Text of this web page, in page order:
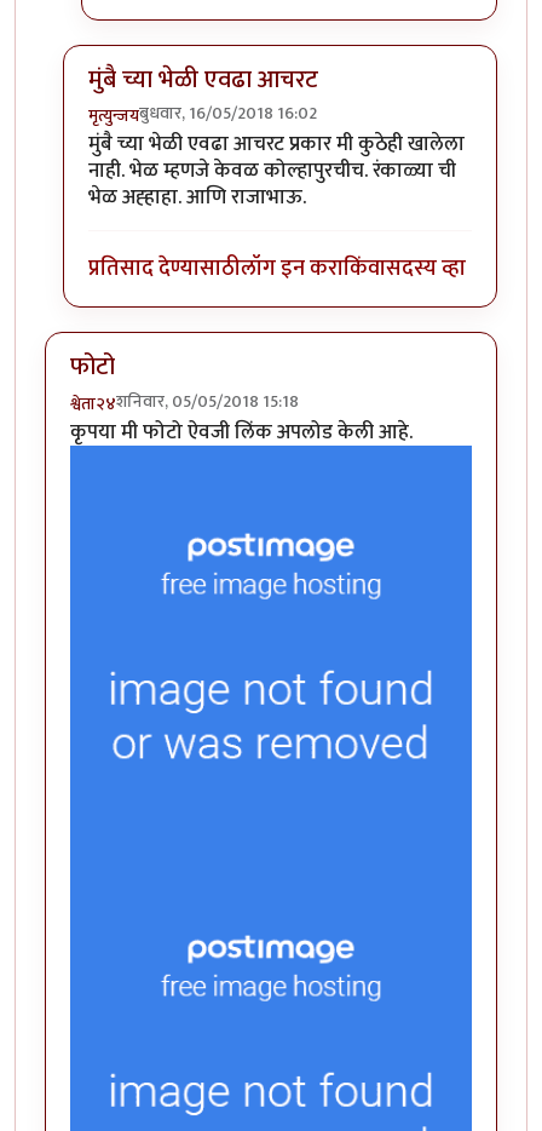
मुंबै च्या भेळी एवढा आचरट
मृत्युन्जयबुधवार, 16/05/2018 16:02
In reply toकाही जुन्या मिपाकरांनुसारbyजेम्स वांड
मुंबै च्या भेळी एवढा आचरट प्रकार मी कुठेही खालेला
नाही. भेळ म्हणजे केवळ कोल्हापुरचीच. रंकाळ्या ची
भेळ अह्हाहा. आणि राजाभाऊ.
प्रतिसाद देण्यासाठीलॉग इन कराकिंवासदस्य व्हा
फोटो
श्वेता२४शनिवार, 05/05/2018 15:18
कृपया मी फोटो ऐवजी लिंक अपलोड केली आहे.